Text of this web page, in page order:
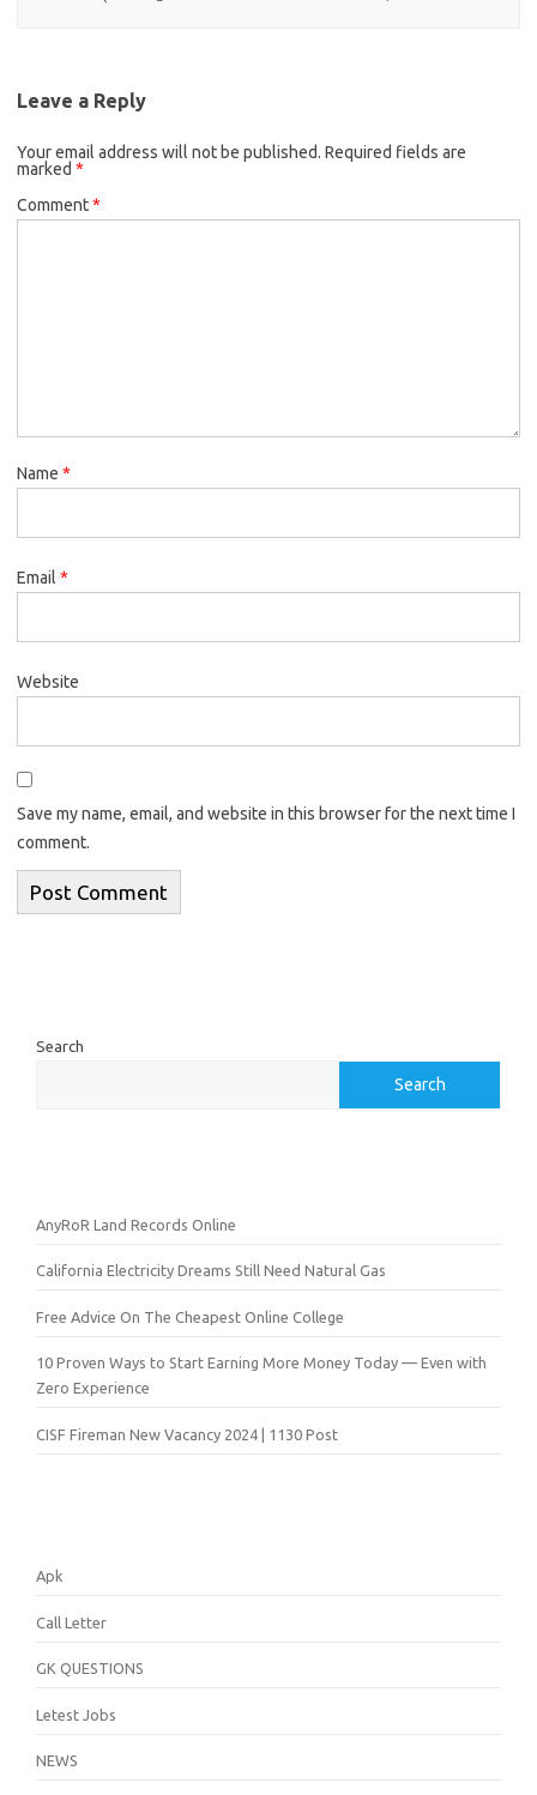
Leave a Reply
Your email address will not be published. Required fields are
marked *
Comment*
Name *
Email *
Website
Save my name, email, and website in this browser for the next time I
comment.
Search
Search
AnyRoR Land Records Online
California Electricity Dreams Still Need Natural Gas
Free Advice On The Cheapest Online College
10 Proven Ways to Start Earning More Money Today — Even with
Zero Experience
CISF Fireman New Vacancy 2024 | 1130 Post
Apk
Call Letter
GK QUESTIONS
Letest Jobs
NEWS